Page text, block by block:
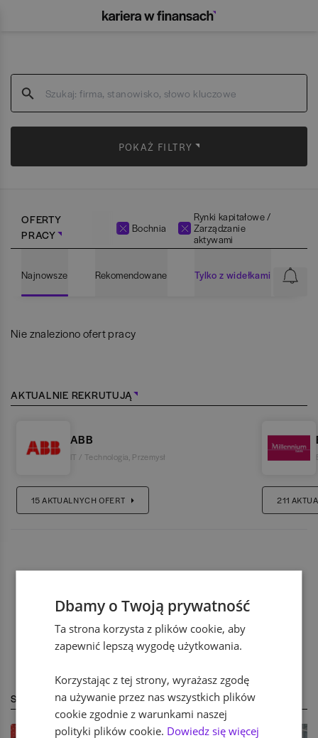
POKAŻ FILTRY
OFERTY
PRACY
Bochnia
Rynki kapitałowe /
Zarządzanie
aktywami
Najnowsze Rekomendowane Tylko z widełkami
Nie znaleziono ofert pracy
AKTUALNIE REKRUTUJĄ
ABB
IT / Technologia Przemysł
15AKTUALNYCH OFERT 211
STREFA EKSPERTA
Dbamy o Twoją prywatność
Ta strona korzysta z plików cookie, aby
zapewnić lepszą wygodę użytkowania.
Korzystając z tej strony, wyrażasz zgodę
na używanie przez nas wszystkich plików
cookie zgodnie z warunkami naszej
polityki plików cookie. Dowiedz się więcej